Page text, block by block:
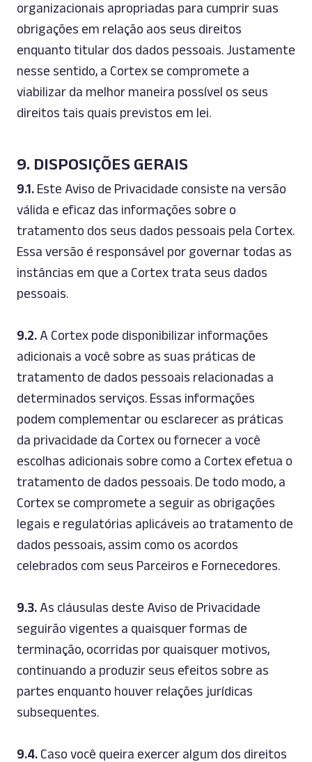
organizacionais apropriadas para cumprir suas
obrigações em relação aos seus direitos
enquanto titular dos dados pessoais. Justamente
nesse sentido, a Cortex se compromete a
viabilizar da melhor maneira possível os seus
direitos tais quais previstos em lei.
9. DISPOSIÇÕES GERAIS
9.1. Este Aviso de Privacidade consiste na versão
válida e eficaz das informações sobre o
tratamento dos seus dados pessoais pela Cortex.
Essa versão é responsável por governar todas as
instâncias em que a Cortex trata seus dados
pessoais.
9.2. A Cortex pode disponibilizar informações
adicionais a você sobre as suas práticas de
tratamento de dados pessoais relacionadas a
determinados serviços. Essas informações
podem complementar ou esclarecer as práticas
da privacidade da Cortex ou fornecer a você
escolhas adicionais sobre como a Cortex efetua o
tratamento de dados pessoais. De todo modo, a
Cortex se compromete a seguir as obrigações
legais e regulatórias aplicáveis ao tratamento de
dados pessoais, assim como os acordos
celebrados com seus Parceiros e Fornecedores.
9.3. As cláusulas deste Aviso de Privacidade
seguirão vigentes a quaisquer formas de
terminação, ocorridas por quaisquer motivos,
continuando a produzir seus efeitos sobre as
partes enquanto houver relações jurídicas
subsequentes.
9.4. Caso você queira exercer algum dos direitos